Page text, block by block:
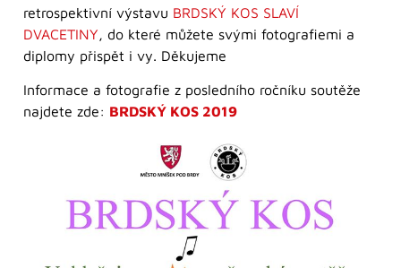
retrospektivní výstavu BRDSKÝ KOS SLAVÍ
DVACETINY, do které můžete svými fotografiemi a
diplomy přispět i vy. Děkujeme
Informace a fotografie z posledního ročníku soutěže
najdete zde: BRDSKÝ KOS 2019